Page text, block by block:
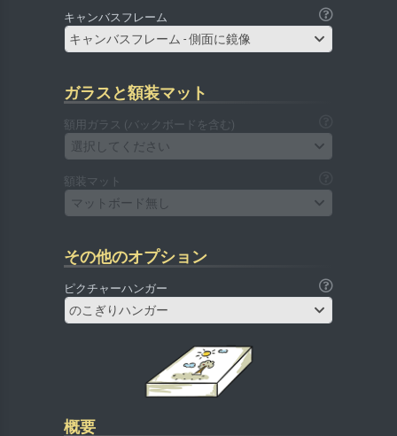
キャンバスフレーム
キャンバスフレーム - 側面に鏡像
ガラスと額装マット
額用ガラス (バックボードを含む)
選択してください
額装マット
マットボード無し
その他のオプション
ピクチャーハンガー
のこぎりハンガー
概要